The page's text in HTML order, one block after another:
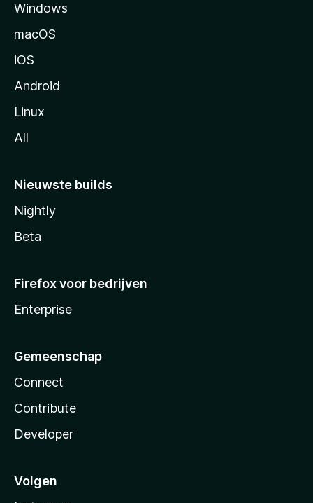
iWindows
macOS
iOS
Android
Linux
All
Nieuwste builds
Nightly
Beta
Firefox voor bedrijven
Enterprise
Gemeenschap
Connect
Contribute
Developer
Volgen